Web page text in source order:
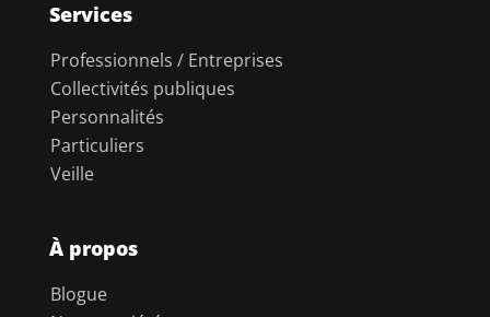
Services
Professionnels / Entreprises
Collectivités publiques
Personnalités
Particuliers
Veille
À propos
Blogue